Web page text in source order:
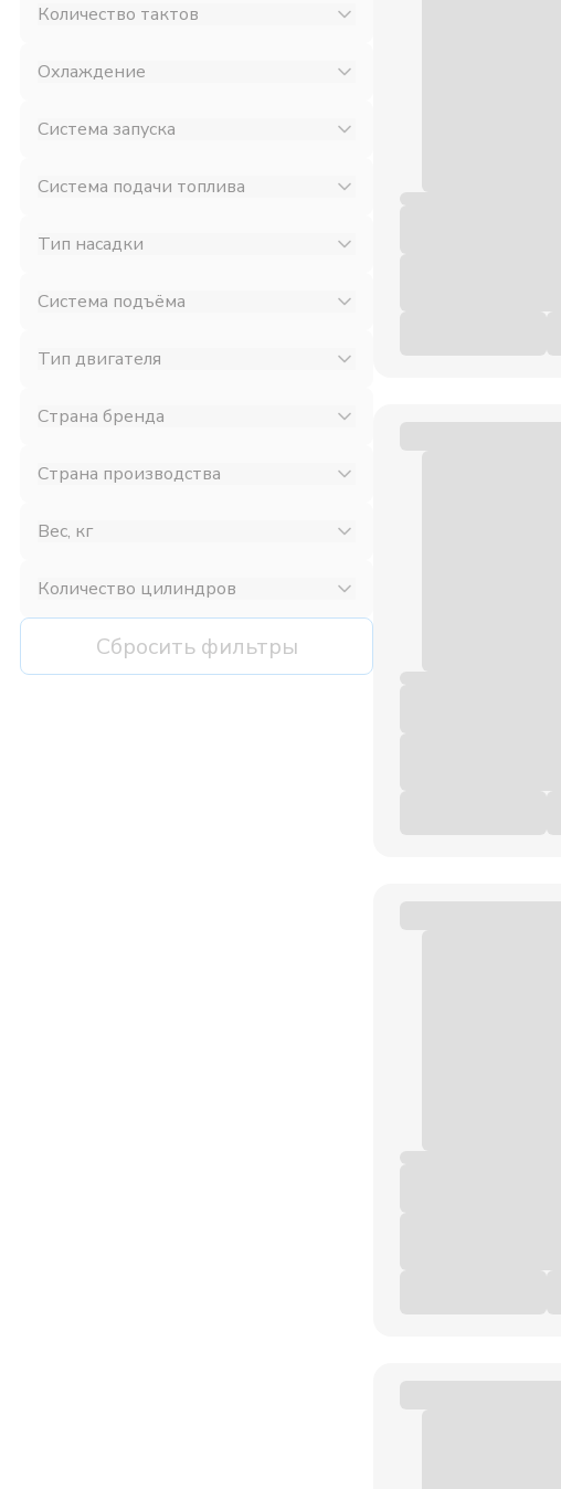
Количество тактов
Охлаждение
Система запуска
Система подачи топлива
Тип насадки
Система подъёма
Тип двигателя
Страна бренда
Страна производства
Вес, кг
Количество цилиндров
Сбросить фильтры